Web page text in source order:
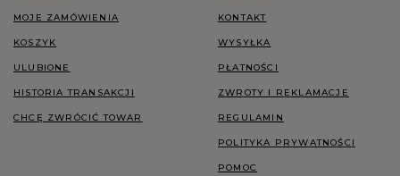
MOJE ZAMÓWIENIA
KOSZYK
ULUBIONE
HISTORIA TRANSAKCJI
CHCĘ ZWRÓCIĆ TOWAR
KONTAKT
WYSYŁKA
PŁATNOŚCI
ZWROTY I REKLAMACJE
REGULAMIN
POLITYKA PRYWATNOŚCI
POMOC